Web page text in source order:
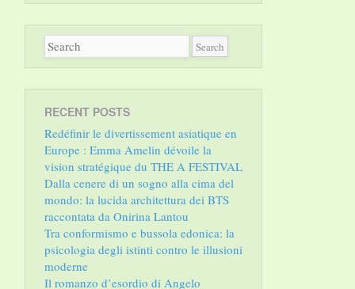
RECENT POSTS
Redéfinir le divertissement asiatique en
Europe : Emma Amelin dévoile la
vision stratégique du THE A FESTIVAL
Dalla cenere di un sogno alla cima del
mondo: la lucida architettura dei BTS
raccontata da Onirina Lantou
Tra conformismo e bussola edonica: la
psicologia degli istinti contro le illusioni
moderne
Il romanzo d’esordio di Angelo